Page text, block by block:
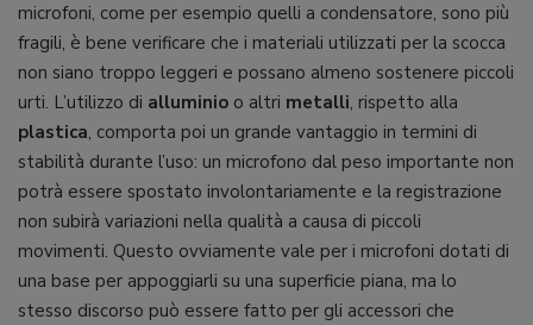
microfoni, come per esempio quelli a condensatore, sono più
fragili, è bene verificare che i materiali utilizzati per la scocca
non siano troppo leggeri e possano almeno sostenere piccoli
urti. L’utilizzo di alluminio o altri metalli, rispetto alla
plastica, comporta poi un grande vantaggio in termini di
stabilità durante l’uso: un microfono dal peso importante non
potrà essere spostato involontariamente e la registrazione
non subirà variazioni nella qualità a causa di piccoli
movimenti. Questo ovviamente vale per i microfoni dotati di
una base per appoggiarli su una superficie piana, ma lo
stesso discorso può essere fatto per gli accessori che